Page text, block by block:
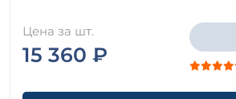
Цена за шт.
15 360 ₽